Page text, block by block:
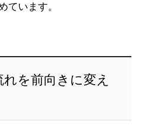
ています。
を前向きに変え